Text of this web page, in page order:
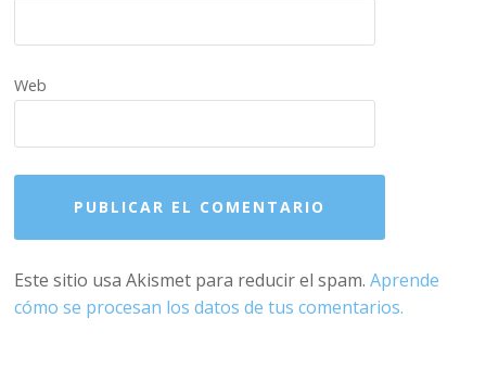
Web
Este sitio usa Akismet para reducir el spam.Aprende
cómo se procesan los datos de tus comentarios.